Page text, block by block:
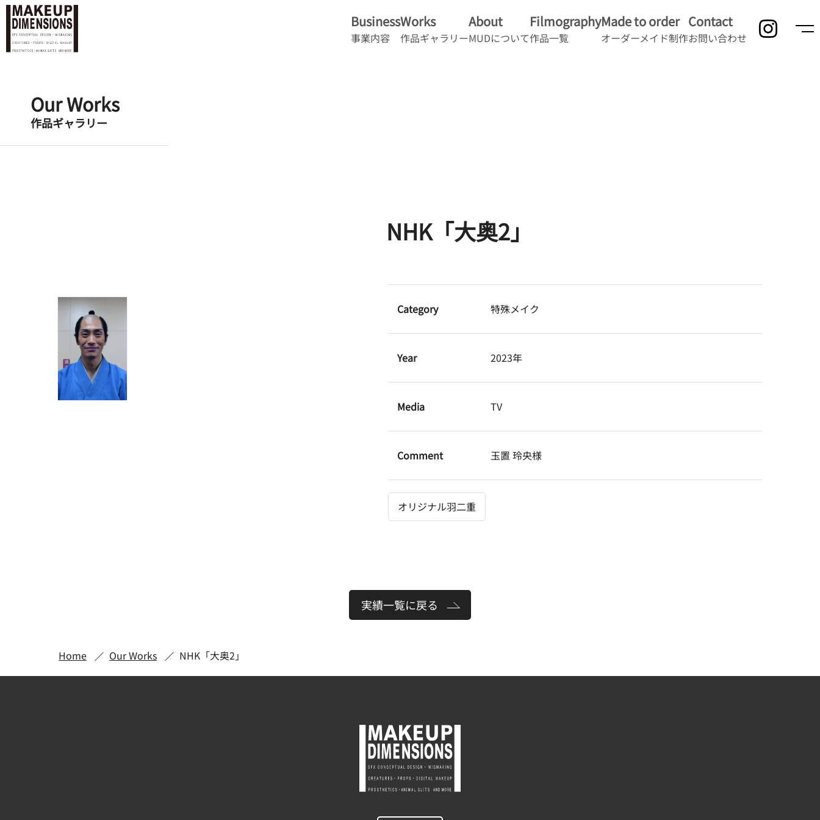
Business
事業内容
Works
作品ギャラリー
About
MUDについて
Filmography
作品一覧
Made to order
オーダーメイド制作
Contact
お問い合わせ
Our Works
作品ギャラリー
NHK「大奥2」
Category 特殊メイク
Year 2023年
Media TV
Comment 玉置 玲央様
オリジナル羽二重
実績一覧に戻る
Home Our Works NHK「大奥2」